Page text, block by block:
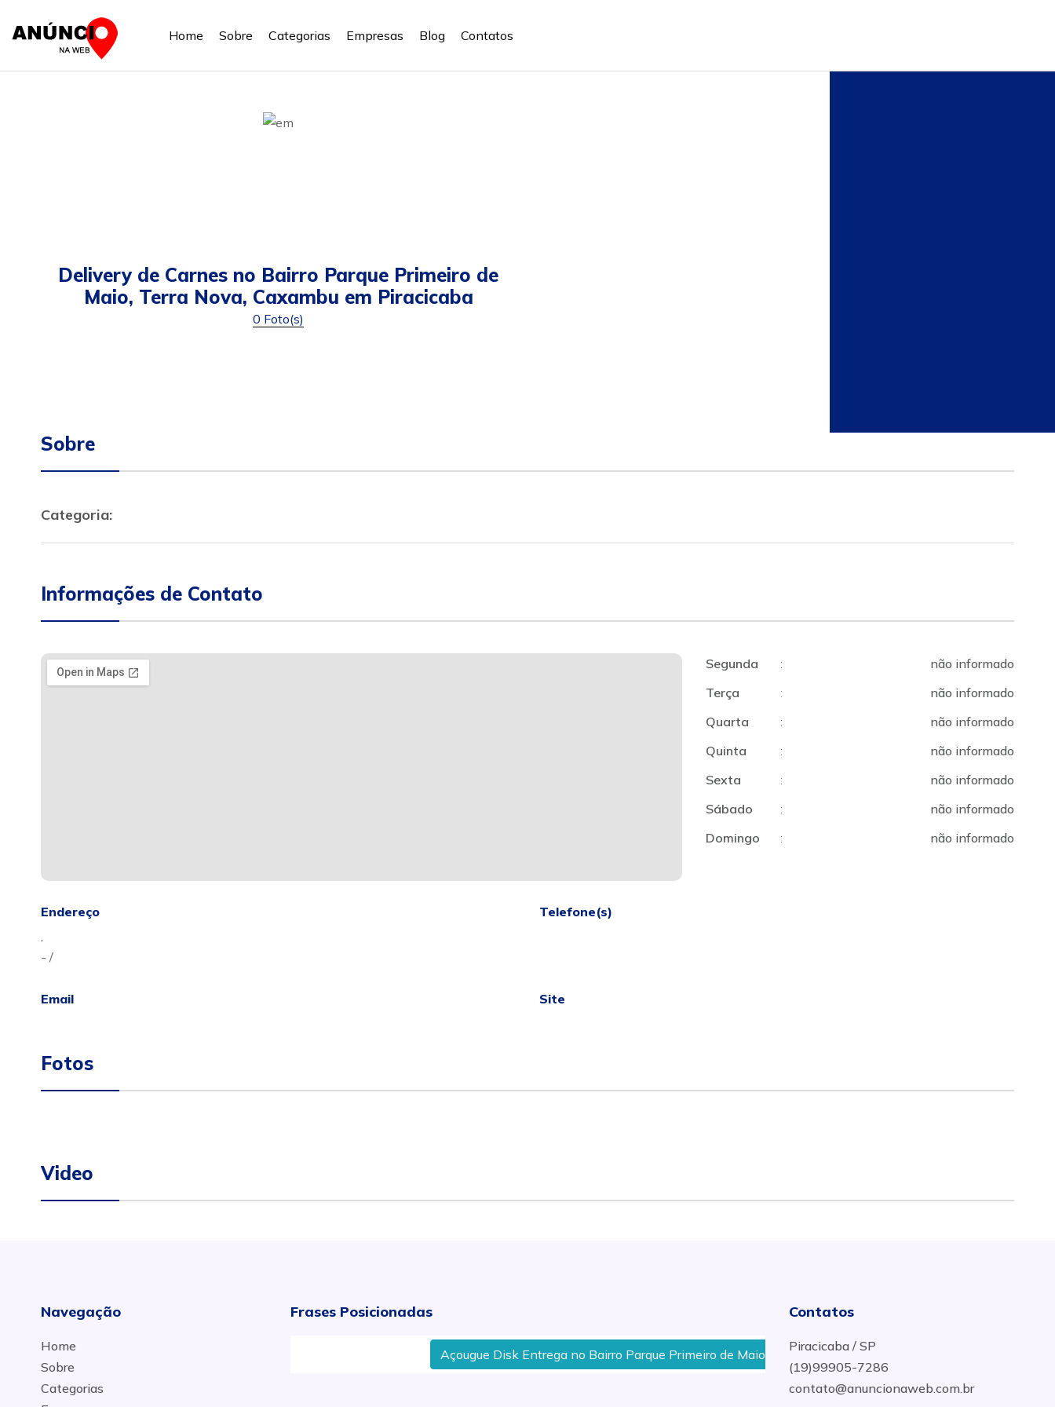
Home Sobre Categorias Empresas Blog Contatos
Delivery de Carnes no Bairro Parque Primeiro de
Maio, Terra Nova, Caxambu em Piracicaba
0 Foto(s)
Sobre
Categoria:
Informações de Contato
Segunda :
não informado
Terça
:
não informado
Quarta
:
não informado
Quinta
:
não informado
Sexta
:
não informado
Sábado
:
não informado
Domingo
: não informado
Endereço
,
- /
Telefone(s)
Email Site
Fotos
Video
Navegação
Home
Sobre
Categorias
Frases Posicionadas
Açougue Disk Entrega no Bairro Parque Primeiro de Maio, Terra Nova, Caxambu em Piracicaba
Contatos
Piracicaba / SP
(19)99905-7286
contato@anuncionaweb.com.br